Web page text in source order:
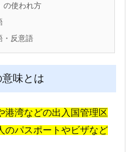
の使われ方
・反意語
意味とは
港湾などの出入国管理区
のパスポートやビザなど